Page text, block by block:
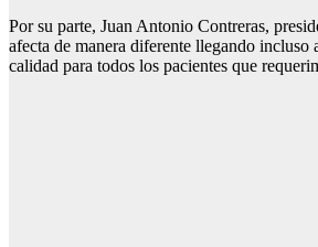
Por su parte, Juan Antonio Contreras,
afecta de manera diferente llegando
calidad para todos los pacientes que